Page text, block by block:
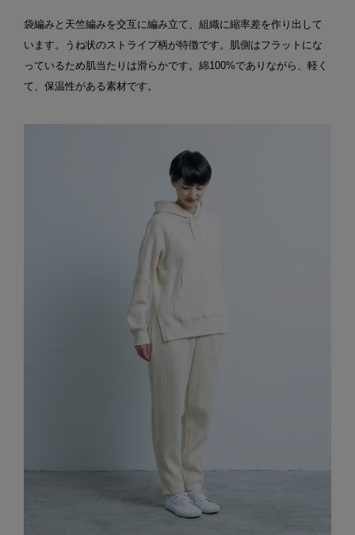
袋編みと天竺編みを交互に編み立て、組織に縮率差を作り出して
います。うね状のストライプ柄が特徴です。肌側はフラットにな
っているため肌当たりは滑らかです。綿100%でありながら、軽く
て、保温性がある素材です。